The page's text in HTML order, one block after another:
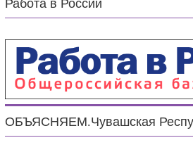
Работа в России
ОБЪЯСНЯЕМ.Чувашская